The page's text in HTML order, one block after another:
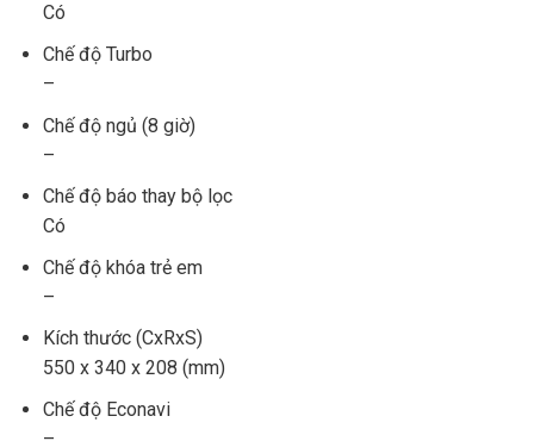
Có
Chế độ Turbo
–
Chế độ ngủ (8 giờ)
–
Chế độ báo thay bộ lọc
Có
Chế độ khóa trẻ em
–
Kích thước (CxRxS)
550 x 340 x 208 (mm)
Chế độ Econavi